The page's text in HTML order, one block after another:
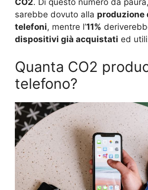
CO2. Di questo numero da paura,
sarebbe dovuto alla produzione
telefoni, mentre l’11%
dispositivi già acquistati ed
Quanta CO2
telefono?